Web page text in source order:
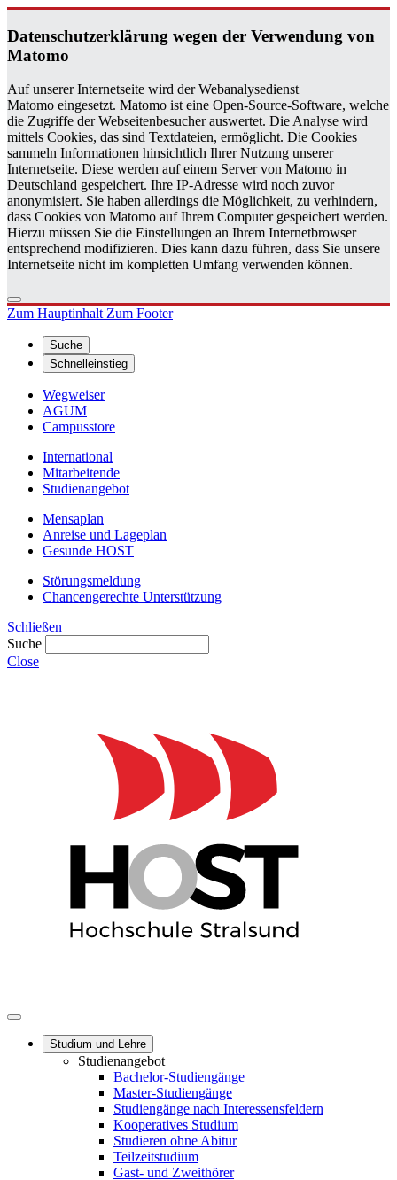
Da­ten­schutz­er­klä­rung wegen der Ver­wen­dung von
Ma­to­mo
Auf unserer Internetseite wird der Webanalysedienst
Matomo eingesetzt. Matomo ist eine Open-Source-Software, welche
die Zugriffe der Webseitenbesucher auswertet. Die Analyse wird
mittels Cookies, das sind Textdateien, ermöglicht. Die Cookies
sammeln Informationen hinsichtlich Ihrer Nutzung unserer
Internetseite. Diese werden auf einem Server von Matomo in
Deutschland gespeichert. Ihre IP-Adresse wird noch zuvor
anonymisiert. Sie haben allerdings die Möglichkeit, zu verhindern,
dass Cookies von Matomo auf Ihrem Computer gespeichert werden.
Hierzu müssen Sie die Einstellungen an Ihrem Internetbrowser
entsprechend modifizieren. Dies kann dazu führen, dass Sie unsere
Internetseite nicht im kompletten Umfang verwenden können.
Zum HauptinhaltZum Footer
Suche
Schnelleinstieg
Wegweiser
AGUM
Campusstore
International
Mitarbeitende
Studienangebot
Mensaplan
Anreise und Lageplan
Gesunde HOST
Störungsmeldung
Chancengerechte Unterstützung
Schließen
Suche
Close
Studium und Lehre
Studienangebot
Bachelor-Studiengänge
Master-Studiengänge
Studiengänge nach Interessensfeldern
Kooperatives Studium
Studieren ohne Abitur
Teilzeitstudium
Gast- und Zweithörer